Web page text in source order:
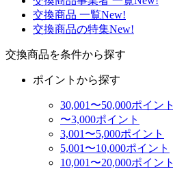
交換商品 一覧New!
交換商品の特集New!
交換商品を条件から探す
ポイントから探す
30,001〜50,000ポイント
〜3,000ポイント
3,001〜5,000ポイント
5,001〜10,000ポイント
10,001〜20,000ポイント